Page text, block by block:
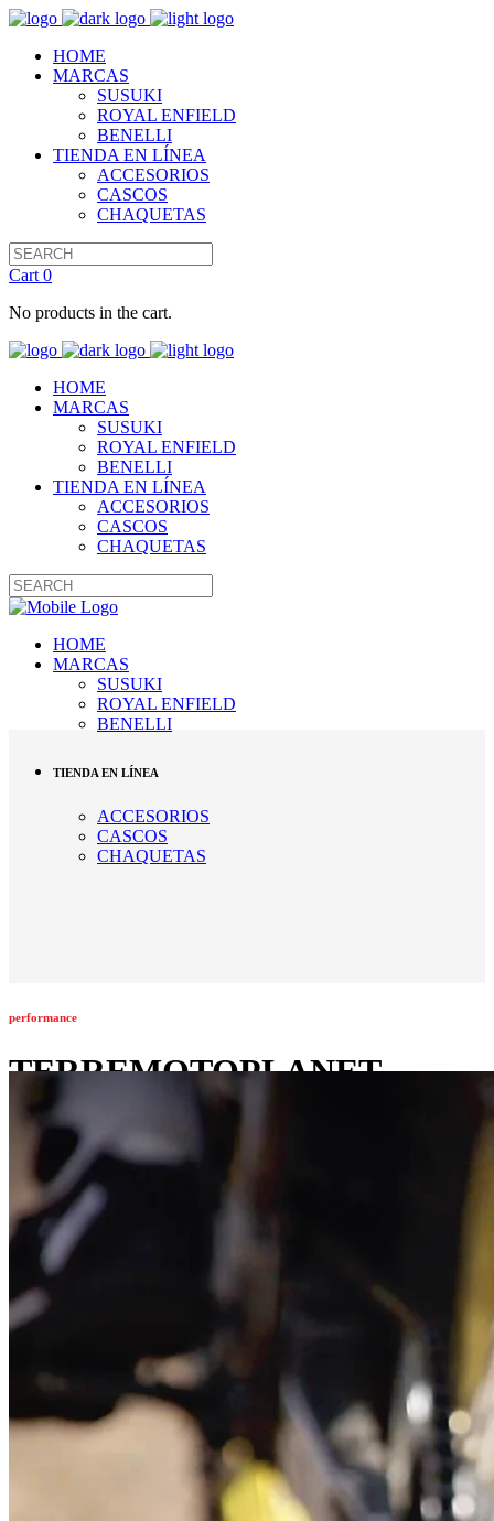
HOME
MARCAS
SUSUKI
ROYAL ENFIELD
BENELLI
TIENDA EN LÍNEA
ACCESORIOS
CASCOS
CHAQUETAS
Cart 0
No products in the cart.
HOME
MARCAS
SUSUKI
ROYAL ENFIELD
BENELLI
TIENDA EN LÍNEA
ACCESORIOS
CASCOS
CHAQUETAS
HOME
MARCAS
SUSUKI
ROYAL ENFIELD
BENELLI
TIENDA EN LÍNEA
ACCESORIOS
CASCOS
CHAQUETAS
performance
TERREMOTOPLANET